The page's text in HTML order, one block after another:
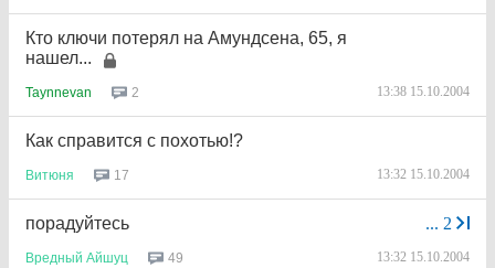
Кто ключи потерял на Амундсена, 65, я
нашел...
Taynnevan 2 13:38 15.10.2004
Как справится с похотью!?
Витюня 17 13:32 15.10.2004
... 2
порадуйтесь
Вредный Айшуц 49 13:32 15.10.2004